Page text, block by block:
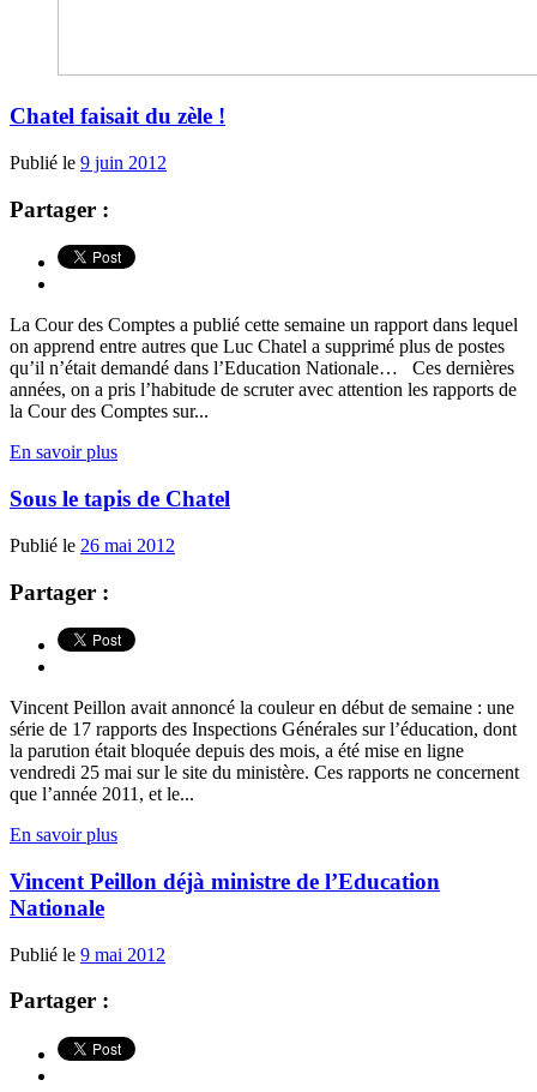
Chatel faisait du zèle !
Publié le 9 juin 2012
Partager :
La Cour des Comptes a publié cette semaine un rapport dans lequel
on apprend entre autres que Luc Chatel a supprimé plus de postes
qu’il n’était demandé dans l’Education Nationale… Ces dernières
années, on a pris l’habitude de scruter avec attention les rapports de
la Cour des Comptes sur...
En savoir plus
Sous le tapis de Chatel
Publié le 26 mai 2012
Partager :
Vincent Peillon avait annoncé la couleur en début de semaine : une
série de 17 rapports des Inspections Générales sur l’éducation, dont
la parution était bloquée depuis des mois, a été mise en ligne
vendredi 25 mai sur le site du ministère. Ces rapports ne concernent
que l’année 2011, et le...
En savoir plus
Vincent Peillon déjà ministre de l’Education
Nationale
Publié le 9 mai 2012
Partager :